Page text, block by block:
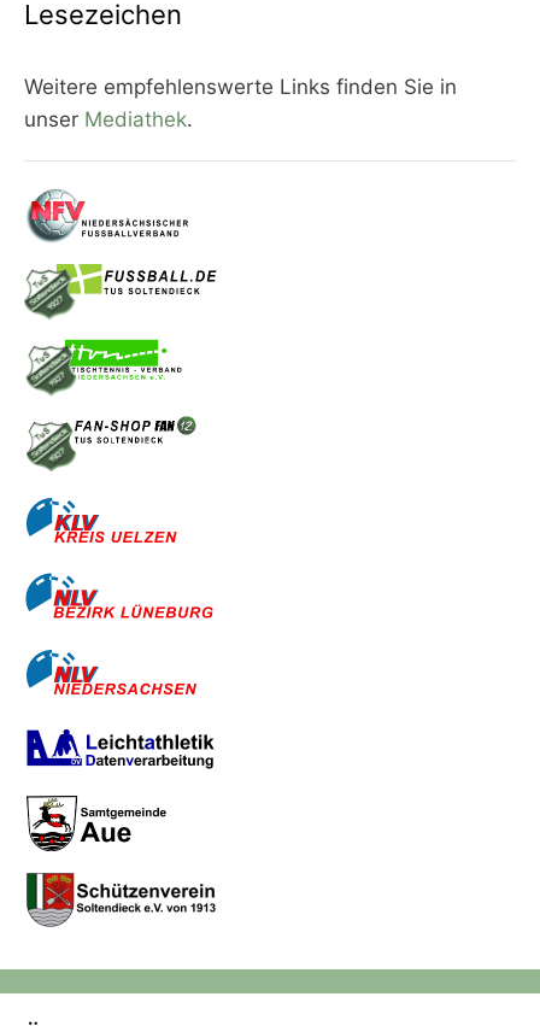
Lesezeichen
Weitere empfehlenswerte Links finden Sie in
unser Mediathek.